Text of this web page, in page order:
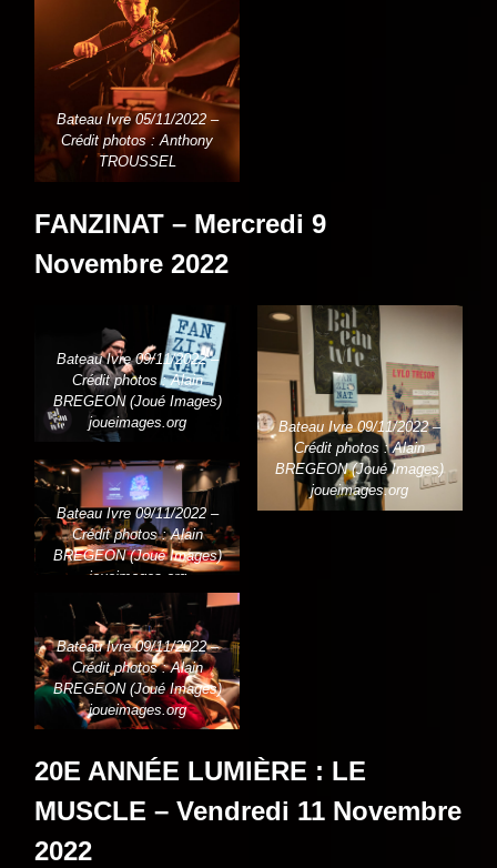
Bateau Ivre 05/11/2022 –
Crédit photos : Anthony
TROUSSEL
FANZINAT – Mercredi 9
Novembre 2022
Bateau Ivre 09/11/2022 –
Crédit photos : Alain
BREGEON (Joué Images)
joueimages.org
Bateau Ivre 09/11/2022 –
Crédit photos : Alain
BREGEON (Joué Images)
joueimages.org
Bateau Ivre 09/11/2022 –
Crédit photos : Alain
BREGEON (Joué Images)
joueimages.org
Bateau Ivre 09/11/2022 –
Crédit photos : Alain
BREGEON (Joué Images)
joueimages.org
20E ANNÉE LUMIÈRE : LE
MUSCLE – Vendredi 11 Novembre
2022